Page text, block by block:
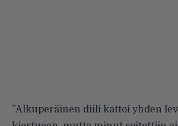
”Alkuperäinen diili kattoi yhden